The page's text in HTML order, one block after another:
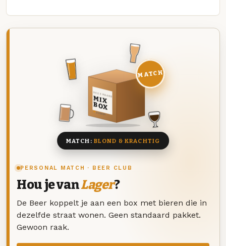
PERSONAL MATCH · BEER CLUB
Hou je vanLager?
De Beer koppelt je aan een box met bieren die in
dezelfde straat wonen. Geen standaard pakket.
Gewoon raak.
DEZE MAAND
MIX
BOX
8 BIEREN
MATCH
MATCH: BLOND & KRACHTIG